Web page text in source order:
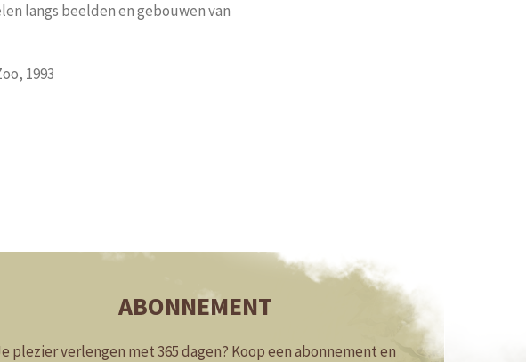
langs beelden en gebouwen van
1993
ABONNEMENT
plezier verlengen met 365 dagen? Koop eenabonnement en